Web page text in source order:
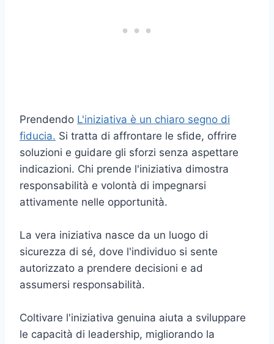
Prendendo L'iniziativa è un chiaro segno di
fiducia. Si tratta di affrontare le sfide, offrire
soluzioni e guidare gli sforzi senza aspettare
indicazioni. Chi prende l'iniziativa dimostra
responsabilità e volontà di impegnarsi
attivamente nelle opportunità.
La vera iniziativa nasce da un luogo di
sicurezza di sé, dove l'individuo si sente
autorizzato a prendere decisioni e ad
assumersi responsabilità.
Coltivare l'iniziativa genuina aiuta a sviluppare
le capacità di leadership, migliorando la